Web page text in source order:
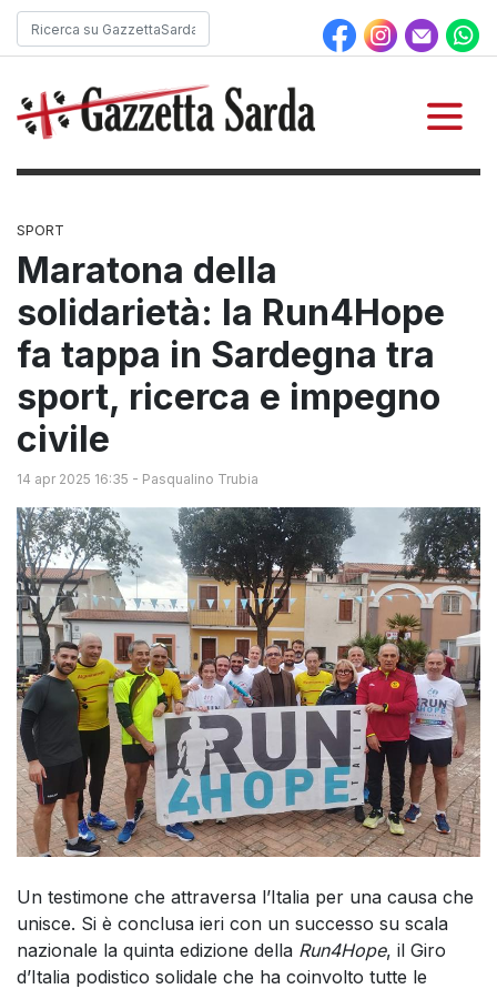
SPORT
Maratona della
solidarietà: la Run4Hope
fa tappa in Sardegna tra
sport, ricerca e impegno
civile
14 apr 2025 16:35 - Pasqualino Trubia
Un testimone che attraversa l’Italia per una causa che
unisce. Si è conclusa ieri con un successo su scala
nazionale la quinta edizione della Run4Hope, il Giro
d’Italia podistico solidale che ha coinvolto tutte le